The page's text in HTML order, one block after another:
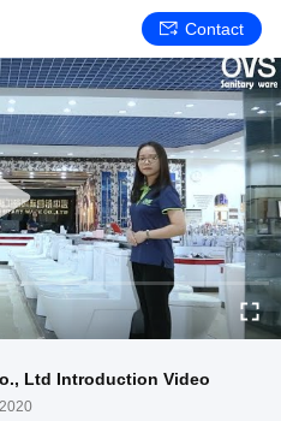
Contact
Ltd Introduction Video